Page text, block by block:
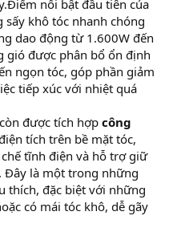
nổi bật đầu tiên của
sấy khô tóc nhanh chóng
dao động từ 1.600W đến
gió được phân bổ ổn định
ngọn tóc, góp phần giảm
tiếp xúc với nhiệt quá
được tích hợpcông
tích trên bề mặt tóc,
tĩnh điện và hỗ trợ giữ
Đây là một trong những
thích, đặc biệt với những
có mái tóc khô, dễ gãy